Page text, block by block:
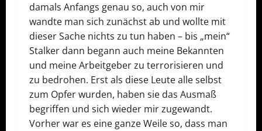
damals Anfangs genau so, auch von mir
wandte man sich zunächst ab und wollte mit
dieser Sache nichts zu tun haben – bis „mein“
Stalker dann begann auch meine Bekannten
und meine Arbeitgeber zu terrorisieren und
zu bedrohen. Erst als diese Leute alle selbst
zum Opfer wurden, haben sie das Ausmaß
begriffen und sich wieder mir zugewandt.
Vorher war es eine ganze Weile so, dass man